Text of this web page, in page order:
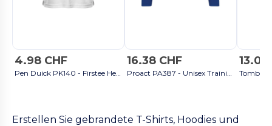
4.98 CHF 16.38 CHF 13.02
Erstellen Sie gebrandete T-Shirts, Hoodies und